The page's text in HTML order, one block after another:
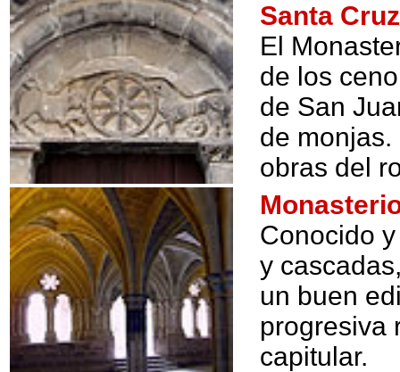
Santa
El
de los
de San
de
obras del
Conocido
y
un buen
progresiva
capitular.